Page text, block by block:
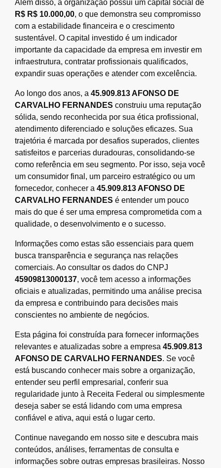
Além disso, a organização possui um capital social de
R$ R$ 10.000,00, o que demonstra seu compromisso
com a estabilidade financeira e o crescimento
sustentável. O capital investido é um indicador
importante da capacidade da empresa em investir em
infraestrutura, contratar profissionais qualificados,
expandir suas operações e atender com excelência.
Ao longo dos anos, a 45.909.813 AFONSO DE
CARVALHO FERNANDES construiu uma reputação
sólida, sendo reconhecida por sua ética profissional,
atendimento diferenciado e soluções eficazes. Sua
trajetória é marcada por desafios superados, clientes
satisfeitos e parcerias duradouras, consolidando-se
como referência em seu segmento. Por isso, seja você
um consumidor final, um parceiro estratégico ou um
fornecedor, conhecer a 45.909.813 AFONSO DE
CARVALHO FERNANDES é entender um pouco
mais do que é ser uma empresa comprometida com a
qualidade, o desenvolvimento e o sucesso.
Informações como estas são essenciais para quem
busca transparência e segurança nas relações
comerciais. Ao consultar os dados do CNPJ
45909813000137, você tem acesso a informações
oficiais e atualizadas, permitindo uma análise precisa
da empresa e contribuindo para decisões mais
conscientes no ambiente de negócios.
Esta página foi construída para fornecer informações
relevantes e atualizadas sobre a empresa 45.909.813
AFONSO DE CARVALHO FERNANDES. Se você
está buscando conhecer mais sobre a organização,
entender seu perfil empresarial, conferir sua
regularidade junto à Receita Federal ou simplesmente
deseja saber se está lidando com uma empresa
confiável e ativa, aqui está o lugar certo.
Continue navegando em nosso site e descubra mais
conteúdos, análises, ferramentas de consulta e
informações sobre outras empresas brasileiras. Nosso